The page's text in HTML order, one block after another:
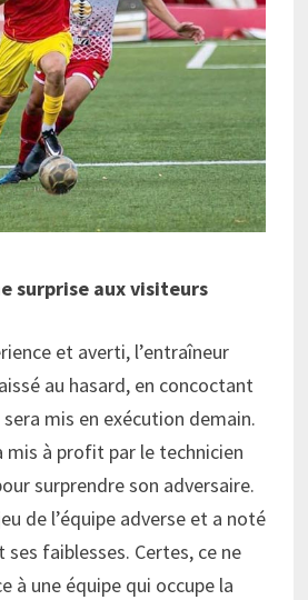
surprise aux visiteurs
et averti, l’entraîneur
au hasard, en concoctant
mis en exécution demain.
mis à profit par le technicien
surprendre son adversaire.
de l’équipe adverse et a noté
faiblesses. Certes, ce ne
à une équipe qui occupe la